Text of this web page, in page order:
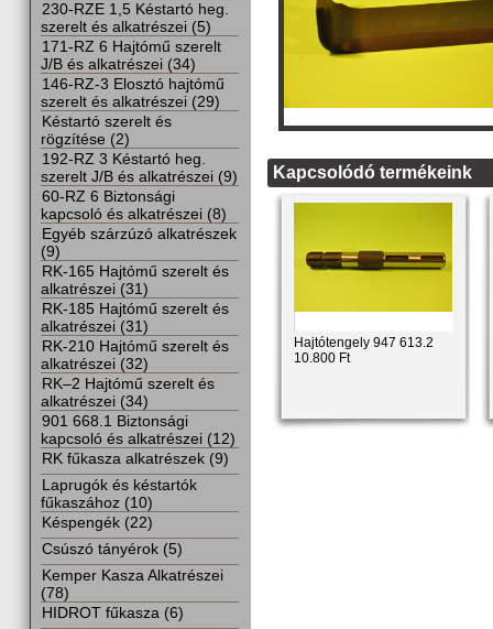
Kapcsolódó termékeink
Hajtótengely 947 613.2
10.800 Ft
230-RZE 1,5 Késtartó heg.
szerelt és alkatrészei (5)
171-RZ 6 Hajtómű szerelt
J/B és alkatrészei (34)
146-RZ-3 Elosztó hajtómű
szerelt és alkatrészei (29)
Késtartó szerelt és
rögzítése (2)
192-RZ 3 Késtartó heg.
szerelt J/B és alkatrészei (9)
60-RZ 6 Biztonsági
kapcsoló és alkatrészei (8)
Egyéb szárzúzó alkatrészek
(9)
RK-165 Hajtómű szerelt és
alkatrészei (31)
RK-185 Hajtómű szerelt és
alkatrészei (31)
RK-210 Hajtómű szerelt és
alkatrészei (32)
RK–2 Hajtómű szerelt és
alkatrészei (34)
901 668.1 Biztonsági
kapcsoló és alkatrészei (12)
RK fűkasza alkatrészek (9)
Laprugók és késtartók
fűkaszához (10)
Késpengék (22)
Csúszó tányérok (5)
Kemper Kasza Alkatrészei
(78)
HIDROT fűkasza (6)